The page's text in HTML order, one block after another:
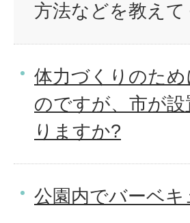
方法などを教えて
体力づくりのた
のですが、市が
りますか?
公園内でバーベ